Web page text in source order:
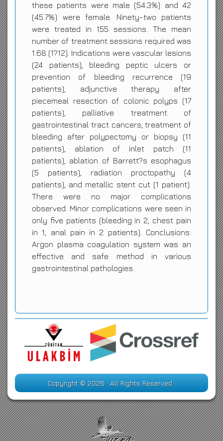
these patients were male (54.3%) and 42
(45.7%) were female. Ninety-two patients
were treated in 155 sessions. The mean
number of treatment sessions required was
1.68 (1?12). Indications were vascular lesions
(24 patients), bleeding peptic ulcers or
prevention of bleeding recurrence (19
patients), adjunctive therapy after
piecemeal resection of colonic polyps (17
patients), palliative treatment of
gastrointestinal tract cancers, treatment of
bleeding after polypectomy or biopsy (11
patients), ablation of inlet patch (11
patients), ablation of Barrett?s esophagus
(5 patients), radiation proctopathy (4
patients), and metallic stent cut (1 patient).
There were no major complications
observed. Minor complications were seen in
only five patients (bleeding in 2, chest pain
in 1, anal pain in 2 patients). Conclusions:
Argon plasma coagulation system was an
effective and safe method in various
gastrointestinal pathologies.
Copyright © 2026 · All Rights Reserved ·